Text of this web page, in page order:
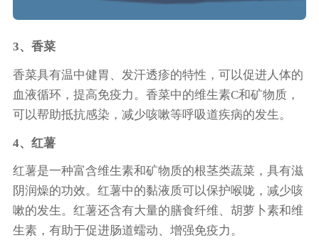
3、香菜
香菜具有温中健胃、发汗透疹的特性，可以促进人体的
血液循环，提高免疫力。香菜中的维生素C和矿物质，
可以帮助抵抗感染，减少咳嗽等呼吸道疾病的发生。
4、红薯
红薯是一种富含维生素和矿物质的根茎类蔬菜，具有滋
阴润燥的功效。红薯中的黏液质可以保护喉咙，减少咳
嗽的发生。红薯还含有大量的膳食纤维、胡萝卜素和维
生素，有助于促进肠道蠕动、增强免疫力。